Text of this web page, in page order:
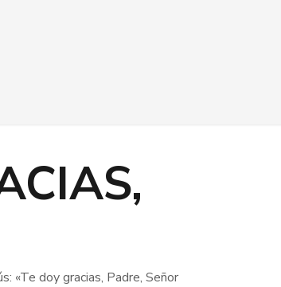
«Te doy gracias, Padre, Señor